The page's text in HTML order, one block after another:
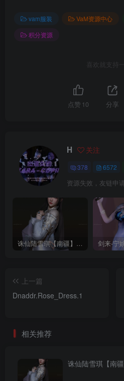
vam服装 VaM资源中心
积分资源
喜欢就支持
点赞 10 分享
H 关注
378 6572
资源失效，友链申
诛仙陆雪琪【南疆】CoveRig
上一篇
Dnaddr.Rose_Dress.1
相关推荐
诛仙陆雪琪【南